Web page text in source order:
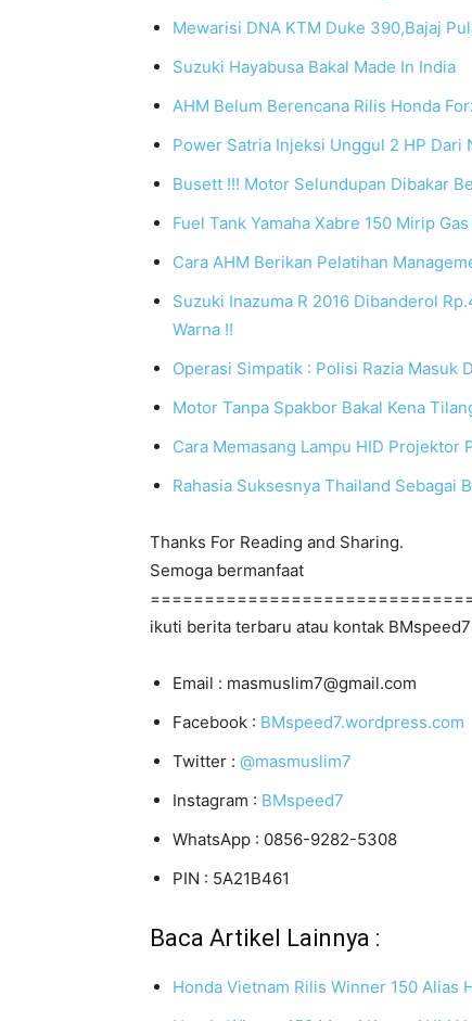
Mewarisi DNA KTM Duke 390,Bajaj
Suzuki Hayabusa Bakal Made In India
AHM Belum Berencana Rilis Honda
Power Satria Injeksi Unggul 2 HP Dari
Busett !!! Motor Selundupan Dibakar
Fuel Tank Yamaha Xabre 150 Mirip
Cara AHM Berikan Pelatihan
Suzuki Inazuma R 2016 Dibanderol
Warna !!
Operasi Simpatik : Polisi Razia Masuk
Motor Tanpa Spakbor Bakal Kena
Cara Memasang Lampu HID Projektor
Rahasia Suksesnya Thailand Sebagai
Thanks For Reading and Sharing.
Semoga bermanfaat
ikuti berita terbaru atau kontak
Email : masmuslim7@gmail.com
Facebook : BMspeed7.wordpress.com
Twitter : @masmuslim7
Instagram : BMspeed7
WhatsApp : 0856-9282-5308
PIN : 5A21B461
Baca Artikel Lainnya :
Honda Vietnam Rilis Winner 150 Alias